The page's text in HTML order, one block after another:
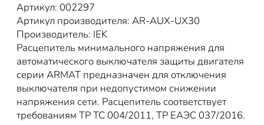
Артикул: 002297
Артикул производителя: AR-AUX-UX30
Производитель: IEK
Расцепитель минимального напряжения для
автоматического выключателя защиты двигателя
серии ARMAT предназначен для отключения
выключателя при недопустимом снижении
напряжения сети. Расцепитель соответствует
требованиям ТР ТС 004/2011, ТР ЕАЭС 037/2016.